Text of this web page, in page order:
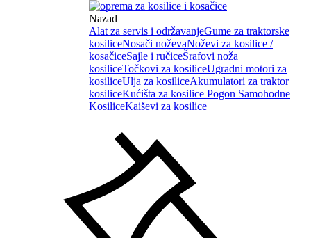
Nazad
Alat za servis i održavanjeGume za traktorske
kosiliceNosači noževaNoževi za kosilice /
kosačiceSajle i ručiceŠrafovi noža
kosiliceTočkovi za kosiliceUgradni motori za
kosiliceUlja za kosiliceAkumulatori za traktor
kosiliceKućišta za kosilice Pogon Samohodne
KosiliceKaiševi za kosilice